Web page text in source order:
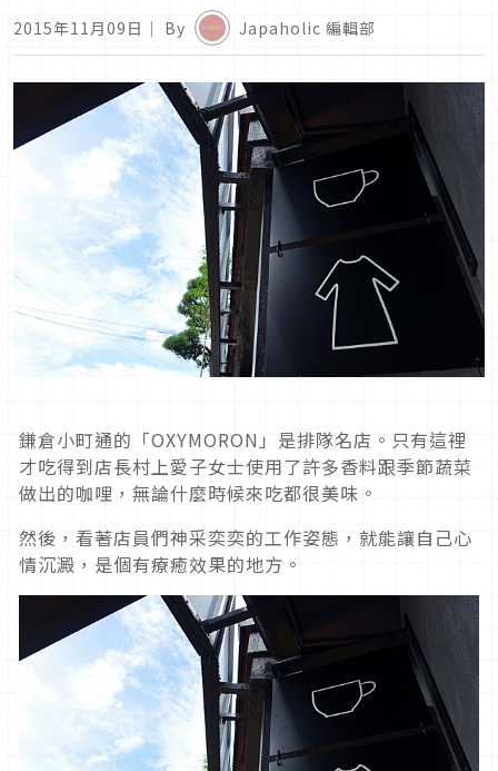
2015年11月09日 ｜ By Japaholic 編輯部
鎌倉小町通的「OXYMORON」是排隊名店。只有這裡
才吃得到店長村上愛子女士使用了許多香料跟季節蔬菜
做出的咖哩，無論什麼時候來吃都很美味。
然後，看著店員們神采奕奕的工作姿態，就能讓自己心
情沉澱，是個有療癒效果的地方。